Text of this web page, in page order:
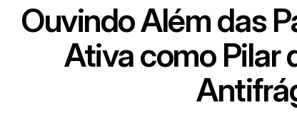
Ouvindo Além das
Ativa como Pilar